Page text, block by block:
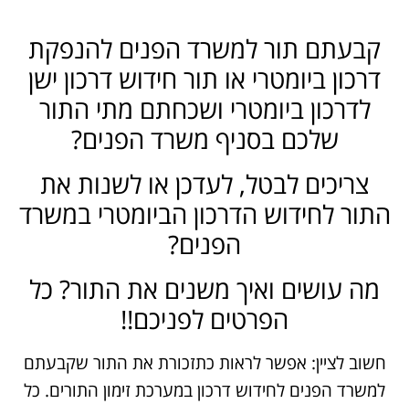
קבעתם תור למשרד הפנים להנפקת
דרכון ביומטרי או תור חידוש דרכון ישן
לדרכון ביומטרי ושכחתם מתי התור
שלכם בסניף משרד הפנים?
צריכים לבטל, לעדכן או לשנות את
התור לחידוש הדרכון הביומטרי במשרד
הפנים?
מה עושים ואיך משנים את התור? כל
הפרטים לפניכם!!
חשוב לציין: אפשר לראות כתזכורת את התור שקבעתם
למשרד הפנים לחידוש דרכון במערכת זימון התורים. כל